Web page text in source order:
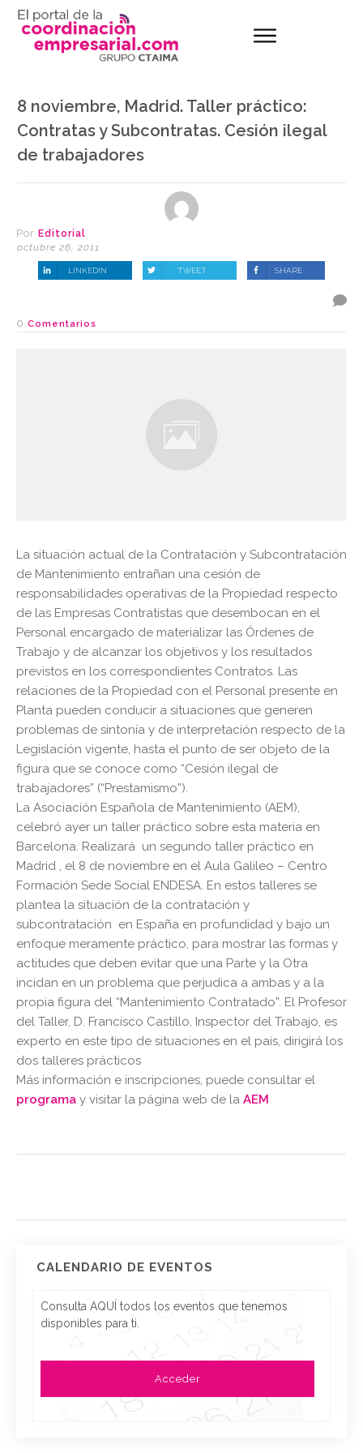
8 noviembre, Madrid. Taller práctico:
Contratas y Subcontratas. Cesión ilegal
de trabajadores
Por Editorial
octubre 26, 2011
LINKEDIN TWEET SHARE
0 Comentarios
La situación actual de la Contratación y Subcontratación
de Mantenimiento entrañan una cesión de
responsabilidades operativas de la Propiedad respecto
de las Empresas Contratistas que desembocan en el
Personal encargado de materializar las Órdenes de
Trabajo y de alcanzar los objetivos y los resultados
previstos en los correspondientes Contratos. Las
relaciones de la Propiedad con el Personal presente en
Planta pueden conducir a situaciones que generen
problemas de sintonía y de interpretación respecto de la
Legislación vigente, hasta el punto de ser objeto de la
figura que se conoce como “Cesión ilegal de
trabajadores” (“Prestamismo”).
La Asociación Española de Mantenimiento (AEM),
celebró ayer un taller práctico sobre esta materia en
Barcelona. Realizará un segundo taller práctico en
Madrid , el 8 de noviembre en el Aula Galileo – Centro
Formación Sede Social ENDESA. En estos talleres se
plantea la situación de la contratación y
subcontratación en España en profundidad y bajo un
enfoque meramente práctico, para mostrar las formas y
actitudes que deben evitar que una Parte y la Otra
incidan en un problema que perjudica a ambas y a la
propia figura del “Mantenimiento Contratado”. El Profesor
del Taller, D. Francisco Castillo, Inspector del Trabajo, es
experto en este tipo de situaciones en el país, dirigirá los
dos talleres prácticos
Más información e inscripciones, puede consultar el
programa y visitar la página web de la AEM
CALENDARIO DE EVENTOS
Consulta AQUÍ todos los eventos que tenemos
disponibles para ti.
Acceder